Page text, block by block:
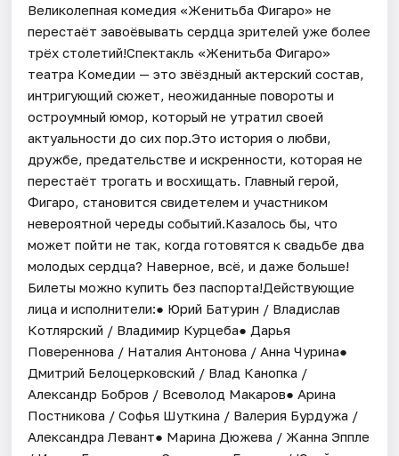
Великолепная комедия «Женитьба Фигаро» не
перестаёт завоёвывать сердца зрителей уже более
трёх столетий!Спектакль «Женитьба Фигаро»
театра Комедии — это звёздный актерский состав,
интригующий сюжет, неожиданные повороты и
остроумный юмор, который не утратил своей
актуальности до сих пор.Это история о любви,
дружбе, предательстве и искренности, которая не
перестаёт трогать и восхищать. Главный герой,
Фигаро, становится свидетелем и участником
невероятной череды событий.Казалось бы, что
может пойти не так, когда готовятся к свадьбе два
молодых сердца? Наверное, всё, и даже больше!
Билеты можно купить без паспорта!Действующие
лица и исполнители:● Юрий Батурин / Владислав
Котлярский / Владимир Курцеба● Дарья
Повереннова / Наталия Антонова / Анна Чурина●
Дмитрий Белоцерковский / Влад Канопка /
Александр Бобров / Всеволод Макаров● Арина
Постникова / Софья Шуткина / Валерия Бурдужа /
Александра Левант● Марина Дюжева / Жанна Эппле